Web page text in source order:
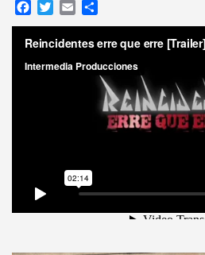
Facebook
TwitterEmail